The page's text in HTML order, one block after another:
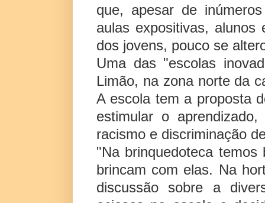
que, apesar de
aulas expositivas, alunos
dos jovens, pouco se
Uma das "escolas
Limão, na zona norte da
A escola tem a proposta
estimular o
racismo e discriminação
"Na brinquedoteca
brincam com elas. Na
discussão sobre a